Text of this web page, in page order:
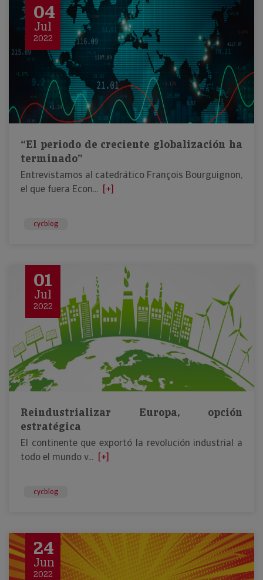
04
Jul
2022
“El periodo de creciente globalización ha
terminado”
Entrevistamos al catedrático François Bourguignon,
el que fuera Econ... [+]
cycblog
01
Jul
2022
Reindustrializar Europa, opción
estratégica
El continente que exportó la revolución industrial a
todo el mundo v... [+]
cycblog
24
Jun
2022